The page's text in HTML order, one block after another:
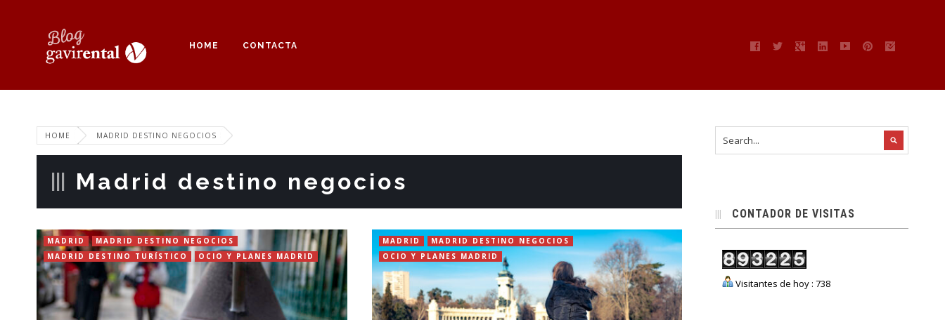
HOME CONTACTA
HOME MADRID DESTINO NEGOCIOS
Madrid destino negocios
MADRID
MADRID DESTINO NEGOCIOS
MADRID DESTINO TURÍSTICO
OCIO Y PLANES MADRID
MADRID
MADRID DESTINO NEGOCIOS
OCIO Y PLANES MADRID
CONTADOR DE VISITAS
Visitantes de hoy : 738